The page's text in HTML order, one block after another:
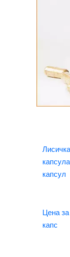
капсул
Цена
капс